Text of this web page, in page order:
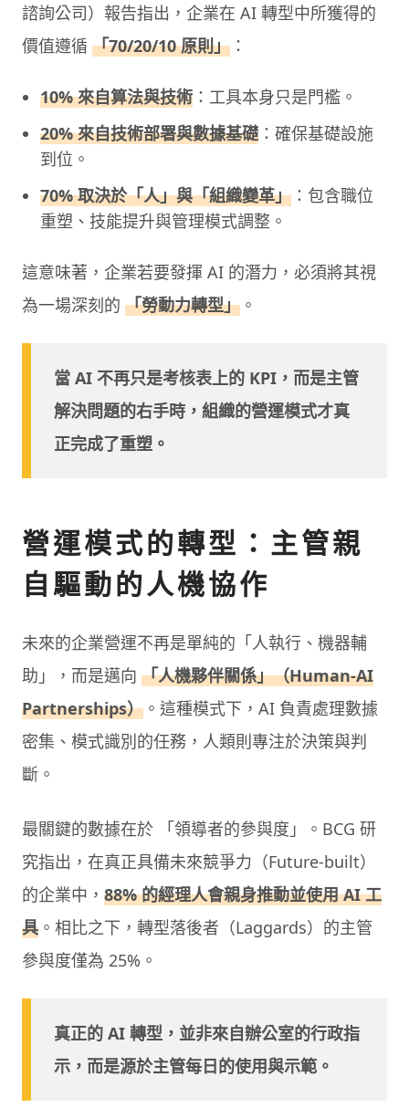
諮詢公司）報告指出，企業在 AI 轉型中所獲得的
價值遵循 「70/20/10 原則」 ：
10% 來自算法與技術 ：工具本身只是門檻。
20% 來自技術部署與數據基礎 ：確保基礎設施
到位。
70% 取決於「人」與「組織變革」 ：包含職位
重塑、技能提升與管理模式調整。
這意味著，企業若要發揮 AI 的潛力，必須將其視
為一場深刻的 「勞動力轉型」 。
當 AI 不再只是考核表上的 KPI，而是主管
解決問題的右手時，組織的營運模式才真
正完成了重塑。
營運模式的轉型：主管親
自驅動的人機協作
未來的企業營運不再是單純的「人執行、機器輔
助」，而是邁向 「人機夥伴關係」（Human-AI
Partnerships） 。這種模式下，AI 負責處理數據
密集、模式識別的任務，人類則專注於決策與判
斷。
最關鍵的數據在於 「領導者的參與度」。BCG 研
究指出，在真正具備未來競爭力（Future-built）
的企業中， 88% 的經理人會親身推動並使用 AI 工
具 。相比之下，轉型落後者（Laggards）的主管
參與度僅為 25%。
真正的 AI 轉型，並非來自辦公室的行政指
示，而是源於主管每日的使用與示範。